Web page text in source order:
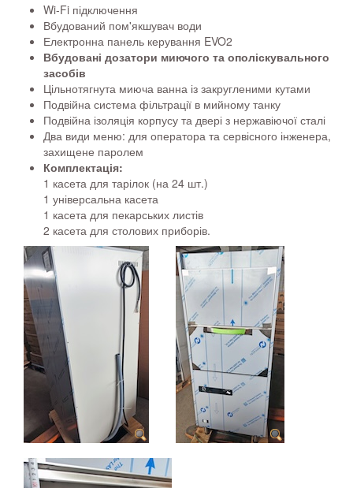
Wi-Fi підключення
Вбудований пом'якшувач води
Електронна панель керування EVO2
Вбудовані дозатори миючого та ополіскувального
засобів
Цільнотягнута миюча ванна із закругленими кутами
Подвійна система фільтрації в мийному танку
Подвійна ізоляція корпусу та двері з нержавіючої сталі
Два види меню: для оператора та сервісного інженера,
захищене паролем
Комплектація:
1 касета для тарілок (на 24 шт.)
1 універсальна касета
1 касета для пекарських листів
2 касета для столових приборів.